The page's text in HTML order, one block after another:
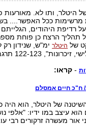
היטלר, ותו לא. מאורעות
ככל האפשר....
על רדיפת היהודים,
תהליך הרצח כן פוחת
של היטלר
תרגמה עדנה קורנפלור).
- קראו:
ח"כ חיים אמסלם
עיצב במו ידיו: "אלפי
אור מעשרה זרקורים רבי